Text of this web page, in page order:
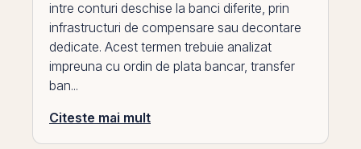
intre conturi deschise la banci diferite, prin
infrastructuri de compensare sau decontare
dedicate. Acest termen trebuie analizat
impreuna cu ordin de plata bancar, transfer
ban...
Citeste mai mult